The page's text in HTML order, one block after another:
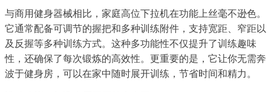
与商用健身器械相比，家庭高位下拉机在功能上丝毫不逊色。
它通常配备可调节的握把和多种训练附件，支持宽距、窄距以
及反握等多种训练方式。这种多功能性不仅提升了训练趣味
性，还确保了每次锻炼的高效性。更重要的是，它让你无需奔
波于健身房，可以在家中随时展开训练，节省时间和精力。